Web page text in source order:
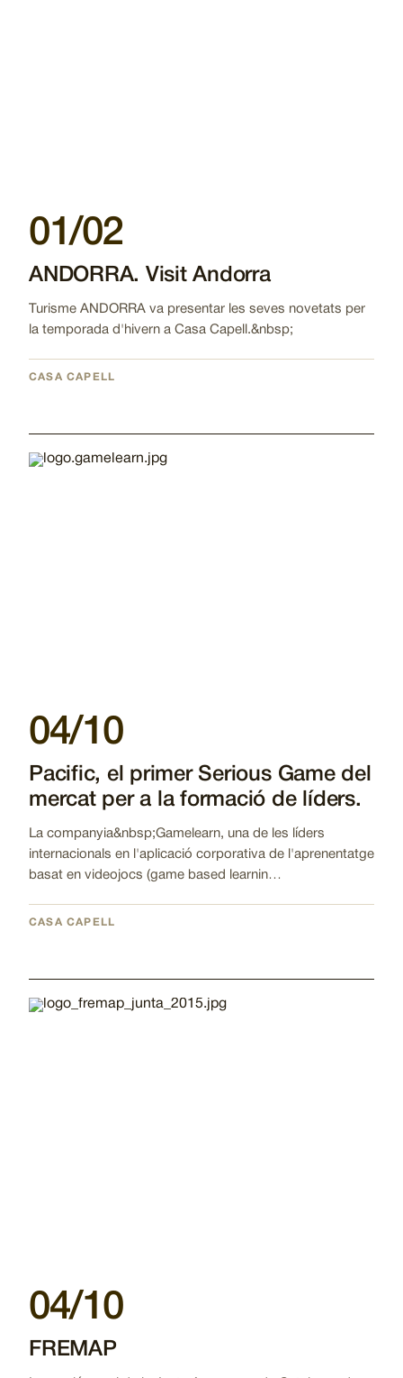
01/02
ANDORRA. Visit Andorra
Turisme ANDORRA va presentar les seves novetats per
la temporada d'hivern a Casa Capell.&nbsp;
CASA CAPELL
Imatge
04/10
Pacific, el primer Serious Game del
mercat per a la formació de líders.
La companyia&nbsp;Gamelearn, una de les líders
internacionals en l'aplicació corporativa de l'aprenentatge
basat en videojocs (game based learnin…
CASA CAPELL
Imatge
04/10
FREMAP